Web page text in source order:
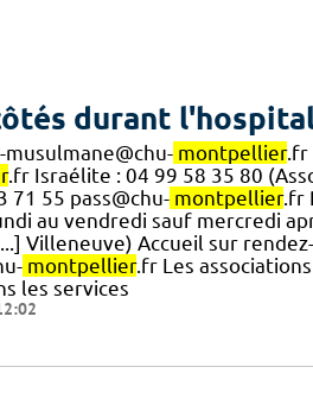
durant
montpellier.fr
.fr Israélite : 04 99 58 35 80
71 55 pass@chu- montpellier.fr
au vendredi sauf mercredi
Villeneuve) Accueil sur
montpellier.fr Les
les services